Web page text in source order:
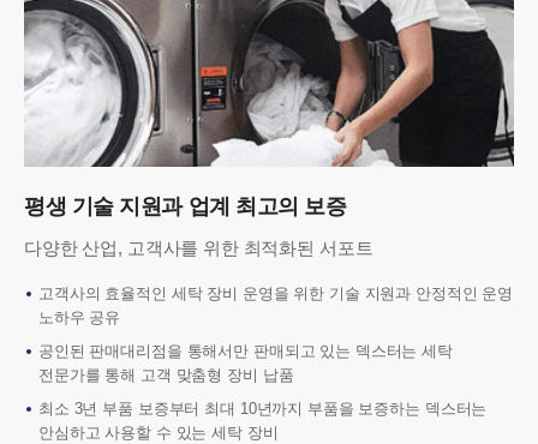
평생 기술 지원과 업계 최고의 보증
다양한 산업, 고객사를 위한 최적화된 서포트
고객사의 효율적인 세탁 장비 운영을 위한 기술 지원과 안정적인 운영
노하우 공유
공인된 판매대리점을 통해서만 판매되고 있는 덱스터는 세탁
전문가를 통해 고객 맞춤형 장비 납품
최소 3년 부품 보증부터 최대 10년까지 부품을 보증하는 덱스터는
안심하고 사용할 수 있는 세탁 장비